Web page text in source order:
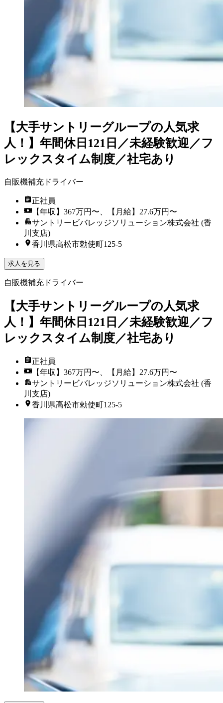
【大手サントリーグループの人気求
人！】年間休日121日／未経験歓迎／フ
レックスタイム制度／社宅あり
自販機補充ドライバー
正社員
【年収】367万円〜、【月給】27.6万円〜
サントリービバレッジソリューション株式会社 (香
川支店)
香川県高松市勅使町125-5
求人を見る
自販機補充ドライバー
【大手サントリーグループの人気求
人！】年間休日121日／未経験歓迎／フ
レックスタイム制度／社宅あり
正社員
【年収】367万円〜、【月給】27.6万円〜
サントリービバレッジソリューション株式会社 (香
川支店)
香川県高松市勅使町125-5